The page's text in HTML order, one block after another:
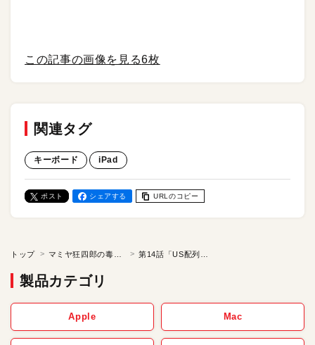
この記事の画像を見る6枚
関連タグ
キーボード iPad
ポスト シェアする URLのコピー
トップ
製品カテゴリ
Apple Mac